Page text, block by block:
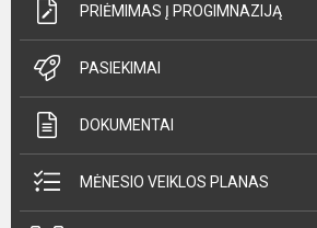
PRIĖMIMAS Į PROGIMNAZIJĄ
PASIEKIMAI
DOKUMENTAI
MĖNESIO VEIKLOS PLANAS